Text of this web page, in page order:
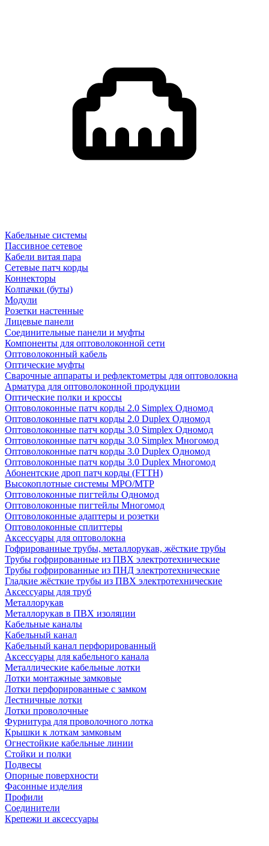
Кабельные системы
Пассивное сетевое
Кабели витая пара
Сетевые патч корды
Коннекторы
Колпачки (буты)
Модули
Розетки настенные
Лицевые панели
Соединительные панели и муфты
Компоненты для оптоволоконной сети
Оптоволоконный кабель
Оптические муфты
Сварочные аппараты и рефлектометры для оптоволокна
Арматура для оптоволоконной продукции
Оптические полки и кроссы
Оптоволоконные патч корды 2.0 Simplex Одномод
Оптоволоконные патч корды 2.0 Duplex Одномод
Оптоволоконные патч корды 3.0 Simplex Одномод
Оптоволоконные патч корды 3.0 Simplex Многомод
Оптоволоконные патч корды 3.0 Duplex Одномод
Оптоволоконные патч корды 3.0 Duplex Многомод
Абонентские дроп патч корды (FTTH)
Высокоплотные системы MPO/MTP
Оптоволоконные пигтейлы Одномод
Оптоволоконные пигтейлы Многомод
Оптоволоконные адаптеры и розетки
Оптоволоконные сплиттеры
Аксессуары для оптоволокна
Гофрированные трубы, металлорукав, жёсткие трубы
Трубы гофрированные из ПВХ электротехнические
Трубы гофрированные из ПНД электротехнические
Гладкие жёсткие трубы из ПВХ электротехнические
Аксессуары для труб
Металлорукав
Металлорукав в ПВХ изоляции
Кабельные каналы
Кабельный канал
Кабельный канал перфорированный
Аксессуары для кабельного канала
Металлические кабельные лотки
Лотки монтажные замковые
Лотки перфорированные с замком
Лестничные лотки
Лотки проволочные
Фурнитура для проволочного лотка
Крышки к лоткам замковым
Огнестойкие кабельные линии
Стойки и полки
Подвесы
Опорные поверхности
Фасонные изделия
Профили
Соединители
Крепежи и аксессуары